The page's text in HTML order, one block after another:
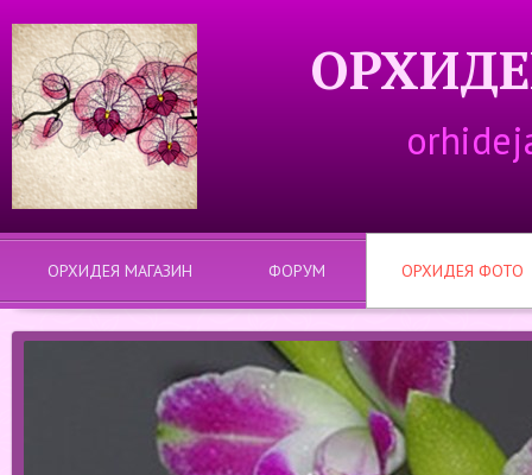
ОРХИДЕЯ МАГАЗИН ФОРУМ ОРХИДЕЯ ФОТО